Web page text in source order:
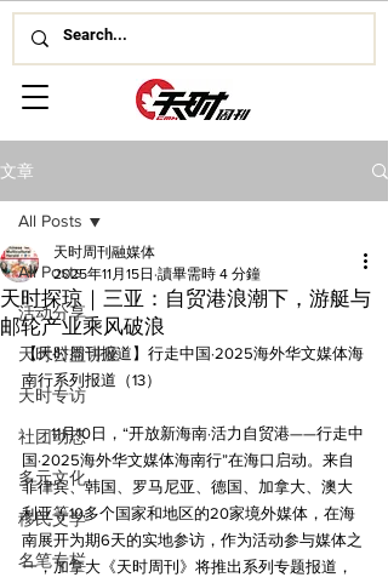
文章
All Posts
活动分享
天时公益讲座
天时专访
社团动态
多元文化
移民文学
名笔专栏
All Posts
天时探琼｜三亚：自贸港浪潮下，游艇与
邮轮产业乘风破浪
天时周刊融媒体
2025年11月15日 讀畢需時 4 分鐘
【天时周刊报道】行走中国·2025海外华文媒体海
南行系列报道（13）
11月10日，“开放新海南·活力自贸港——行走中
国·2025海外华文媒体海南行”在海口启动。来自
菲律宾、韩国、罗马尼亚、德国、加拿大、澳大
利亚等10多个国家和地区的20家境外媒体，在海
南展开为期6天的实地参访，作为活动参与媒体之
一，加拿大《天时周刊》将推出系列专题报道，